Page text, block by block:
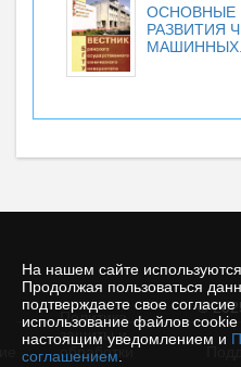
На нашем сайте
Продолжая пользоваться
подтверждаете свое согласие
использование файлов cookie
настоящим уведомлением и
соглашением
ОСНОВНЫЕ
РАЗВИТИЯ
©
Политика
защиты и
обработки